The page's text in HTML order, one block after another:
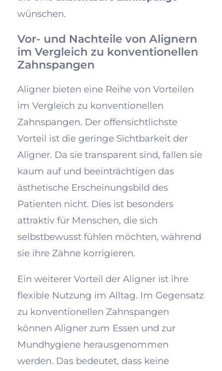
wünschen.
Vor- und Nachteile von Alignern
im Vergleich zu konventionellen
Zahnspangen
Aligner bieten eine Reihe von Vorteilen
im Vergleich zu konventionellen
Zahnspangen. Der offensichtlichste
Vorteil ist die geringe Sichtbarkeit der
Aligner. Da sie transparent sind, fallen sie
kaum auf und beeinträchtigen das
ästhetische Erscheinungsbild des
Patienten nicht. Dies ist besonders
attraktiv für Menschen, die sich
selbstbewusst fühlen möchten, während
sie ihre Zähne korrigieren.
Ein weiterer Vorteil der Aligner ist ihre
flexible Nutzung im Alltag. Im Gegensatz
zu konventionellen Zahnspangen
können Aligner zum Essen und zur
Mundhygiene herausgenommen
werden. Das bedeutet, dass keine